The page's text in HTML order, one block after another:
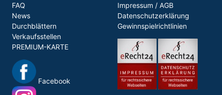
FAQ
News
Durchblättern
Verkaufsstellen
PREMIUM-KARTE
Facebook
Impressum / AGB
Datenschutzerklärung
Gewinnspielrichtlinien